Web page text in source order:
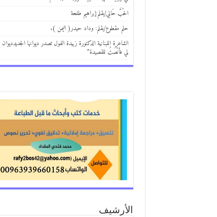
الحُبَّ حَالِي/بقلم:إبراهيم طلحة
حلم مقطوع/بقلم: وداد حيدر( اليمن ).
الشاعرة اللبنانية الدكتورة زبيدة الفول تصدر ديوانها
لي فأنْصَتُ للقصيدة”
الأرشيف